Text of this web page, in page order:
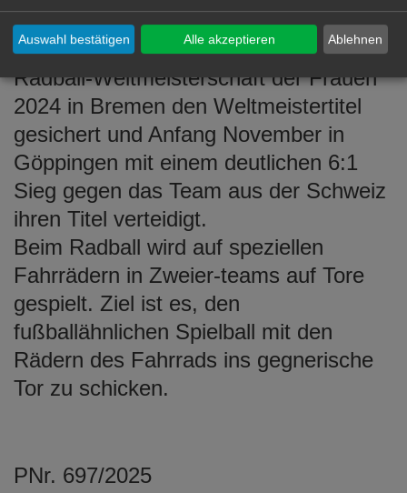
Spielgemeinschaft Hofen/Prechtal.
Wolf und Holzer hatten sich bei der
Radball-Weltmeisterschaft der Frauen
2024 in Bremen den Weltmeistertitel
gesichert und Anfang November in
Göppingen mit einem deutlichen 6:1
Sieg gegen das Team aus der Schweiz
ihren Titel verteidigt.
Beim Radball wird auf speziellen
Fahrrädern in Zweier-teams auf Tore
gespielt. Ziel ist es, den
fußballähnlichen Spielball mit den
Rädern des Fahrrads ins gegnerische
Tor zu schicken.
PNr. 697/2025
Ablehnen
Auswahl bestätigen Alle akzeptieren